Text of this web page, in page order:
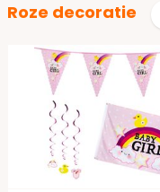
Roze decoratie